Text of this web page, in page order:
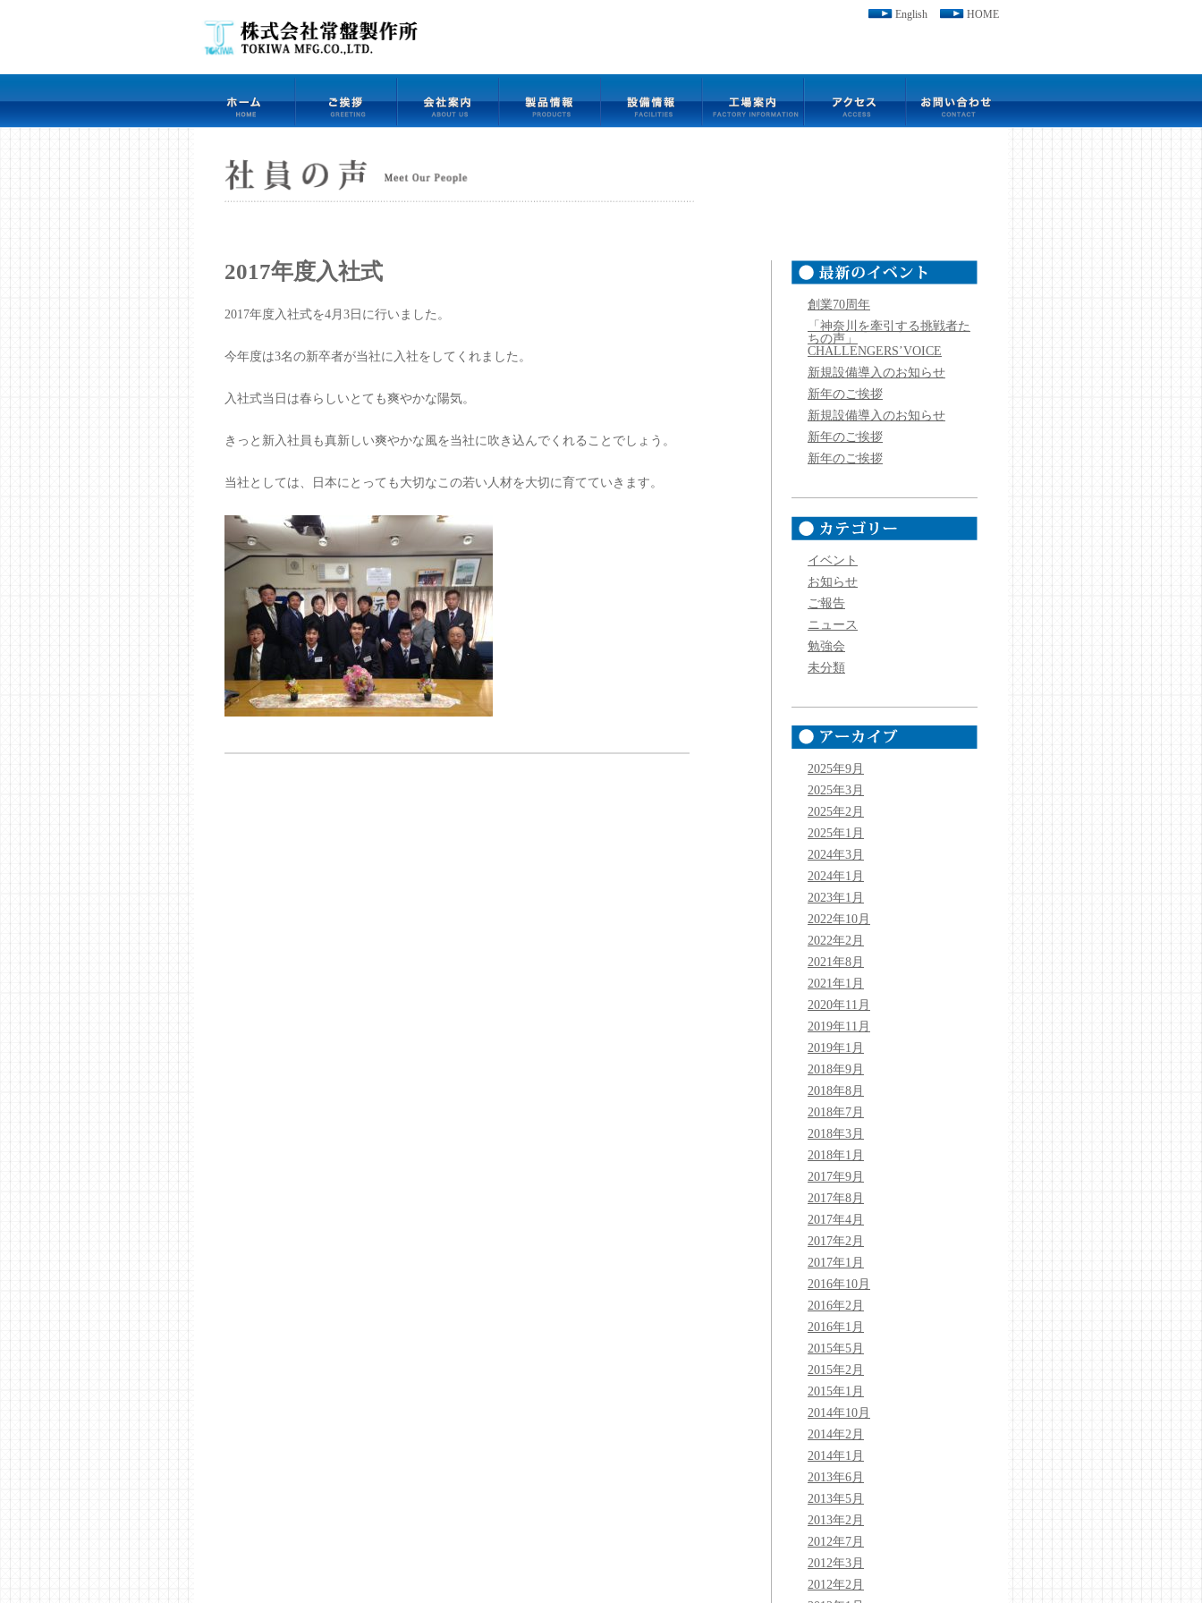
HOME
English
2017年度入社式
2017年度入社式を4月3日に行いました。
今年度は3名の新卒者が当社に入社をしてくれました。
入社式当日は春らしいとても爽やかな陽気。
きっと新入社員も真新しい爽やかな風を当社に吹き込んでくれることでしょう。
当社としては、日本にとっても大切なこの若い人材を大切に育てていきます。
創業70周年
「神奈川を牽引する挑戦者た
ちの声」
CHALLENGERS’VOICE
新規設備導入のお知らせ
新年のご挨拶
新規設備導入のお知らせ
新年のご挨拶
新年のご挨拶
イベント
お知らせ
ご報告
ニュース
勉強会
未分類
2025年9月
2025年3月
2025年2月
2025年1月
2024年3月
2024年1月
2023年1月
2022年10月
2022年2月
2021年8月
2021年1月
2020年11月
2019年11月
2019年1月
2018年9月
2018年8月
2018年7月
2018年3月
2018年1月
2017年9月
2017年8月
2017年4月
2017年2月
2017年1月
2016年10月
2016年2月
2016年1月
2015年5月
2015年2月
2015年1月
2014年10月
2014年2月
2014年1月
2013年6月
2013年5月
2013年2月
2012年7月
2012年3月
2012年2月